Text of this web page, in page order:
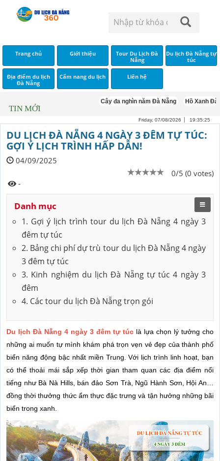
Trang chủ Giới thiệu
Tour Du Lịch Đà
Nẵng
Du lịch Đà Nẵng tự
túc
Địa điểm du lịch
Đà Nẵng
Cẩm nang du lịch Liên hệ
TIN MỚI
Cây đa nghìn năm Đà Nẵng Hồ Xanh Đà Nẵng
Friday, 07/08/2026 19:35:26
DU LỊCH ĐÀ NẴNG 4 NGÀY 3 ĐÊM TỰ TÚC:
GỢI Ý LỊCH TRÌNH HẤP DẪN!
04/09/2025
0/5 (0 votes)
-
Danh mục
1. Gợi ý lịch trình tour du lịch Đà Nẵng 4 ngày 3
đêm tự túc
2. Bảng chi phí dự trù tour du lịch Đà Nẵng 4 ngày
3 đêm tự túc
3. Kinh nghiệm du lịch Đà Nẵng tự túc 4 ngày 3
đêm
4. Các tour du lịch Đà Nẵng trọn gói
Du lịch Đà Nẵng 4 ngày 3 đêm tự túc là lựa chọn lý tưởng cho
những ai muốn tự mình khám phá trọn vẹn vẻ đẹp của thành phố
biển năng động bậc nhất miền Trung. Với lịch trình linh hoạt, bạn
có thể thoải mái sắp xếp thời gian tham quan các địa điểm nổi
tiếng như Bà Nà Hills, bán đảo Sơn Trà, Ngũ Hành Sơn, Hội An…
đồng thời thưởng thức ẩm thực đặc trưng và tận hưởng những bãi
biển trong xanh.